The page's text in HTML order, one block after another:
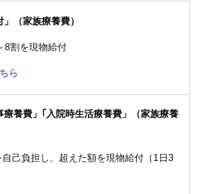
（家族療養費）
8割を現物給付
ら
療養費」｢入院時生活療養費」（家族療養
己負担し、超えた額を現物給付（1日3